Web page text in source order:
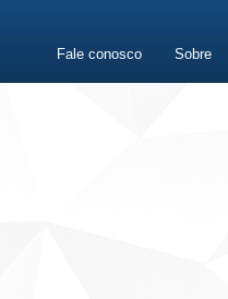
Fale conosco Sobre